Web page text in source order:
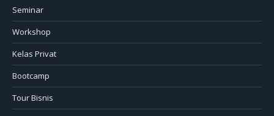
Seminar
Workshop
Kelas Privat
Bootcamp
Tour Bisnis